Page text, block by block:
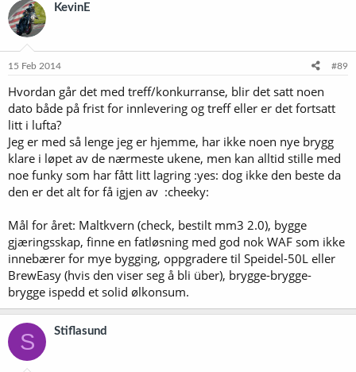
KevinE
15 Feb 2014 #89
Hvordan går det med treff/konkurranse, blir det satt noen
dato både på frist for innlevering og treff eller er det fortsatt
litt i lufta?
Jeg er med så lenge jeg er hjemme, har ikke noen nye brygg
klare i løpet av de nærmeste ukene, men kan alltid stille med
noe funky som har fått litt lagring :yes: dog ikke den beste da
den er det alt for få igjen av :cheeky:
Mål for året: Maltkvern (check, bestilt mm3 2.0), bygge
gjæringsskap, finne en fatløsning med god nok WAF som ikke
innebærer for mye bygging, oppgradere til Speidel-50L eller
BrewEasy (hvis den viser seg å bli über), brygge-brygge-
brygge ispedd et solid ølkonsum.
S Stiflasund